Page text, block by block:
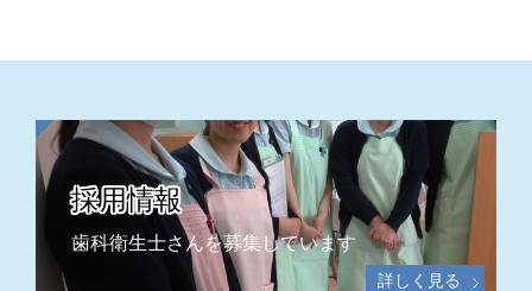
採用情報
歯科衛生士さんを募集しています